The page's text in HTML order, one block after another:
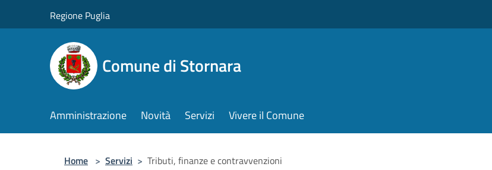
Regione Puglia
Comune di Stornara
Amministrazione Novità Servizi Vivere il Comune
Home > Servizi > Tributi, finanze e contravvenzioni